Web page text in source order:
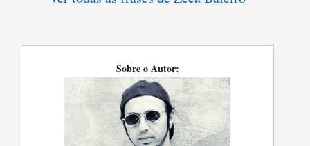
Sobre o Autor: